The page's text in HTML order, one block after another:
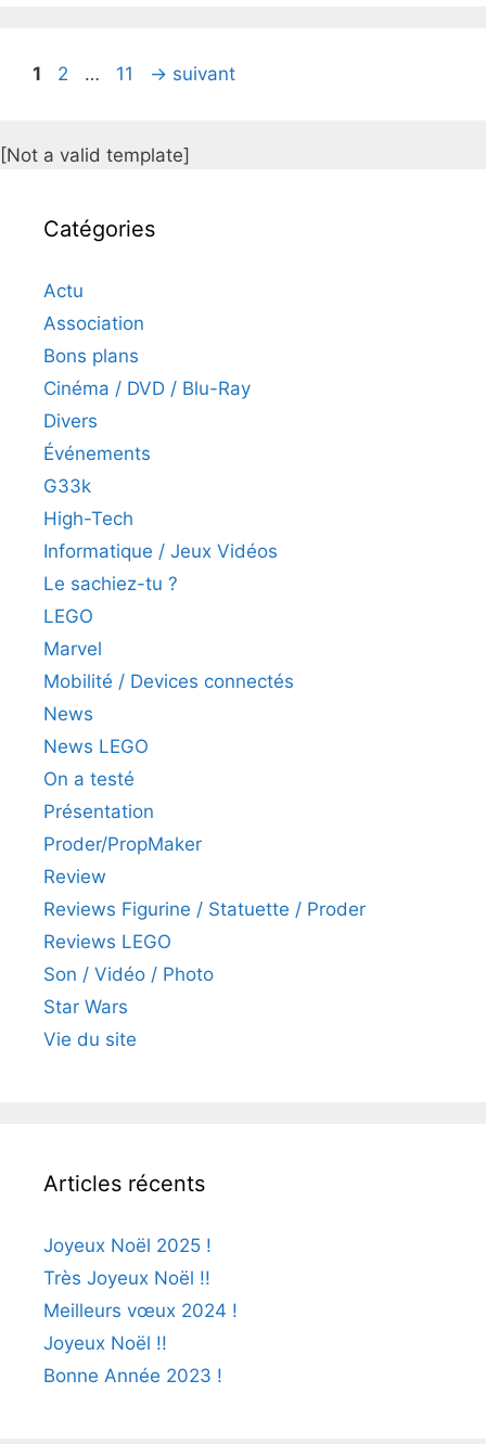
Page
1 Page
2 … Page
11 → suivant
[Not a valid template]
Catégories
Actu
Association
Bons plans
Cinéma / DVD / Blu-Ray
Divers
Événements
G33k
High-Tech
Informatique / Jeux Vidéos
Le sachiez-tu ?
LEGO
Marvel
Mobilité / Devices connectés
News
News LEGO
On a testé
Présentation
Proder/PropMaker
Review
Reviews Figurine / Statuette / Proder
Reviews LEGO
Son / Vidéo / Photo
Star Wars
Vie du site
Articles récents
Joyeux Noël 2025 !
Très Joyeux Noël !!
Meilleurs vœux 2024 !
Joyeux Noël !!
Bonne Année 2023 !